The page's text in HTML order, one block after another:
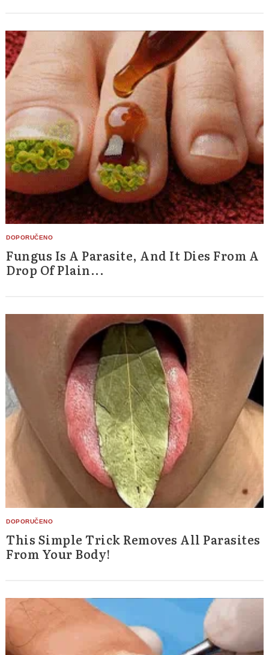
Fungus Is A Parasite, And It Dies From A
Drop Of Plain...
This Simple Trick Removes All Parasites
From Your Body!
Search